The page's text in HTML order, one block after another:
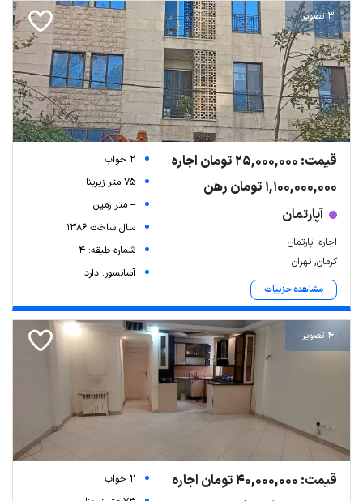
3 تصویر
قیمت: 25,000,000 تومان اجاره
1,100,000,000 تومان رهن
آپارتمان
اجاره آپارتمان
کرمان, تهران
مشاهده جزییات
2 خواب
75 متر زیربنا
-- متر زمین
سال ساخت 1386
شماره طبقه: 4
آسانسور: دارد
4 تصویر
قیمت: 40,000,000 تومان اجاره
2 خواب